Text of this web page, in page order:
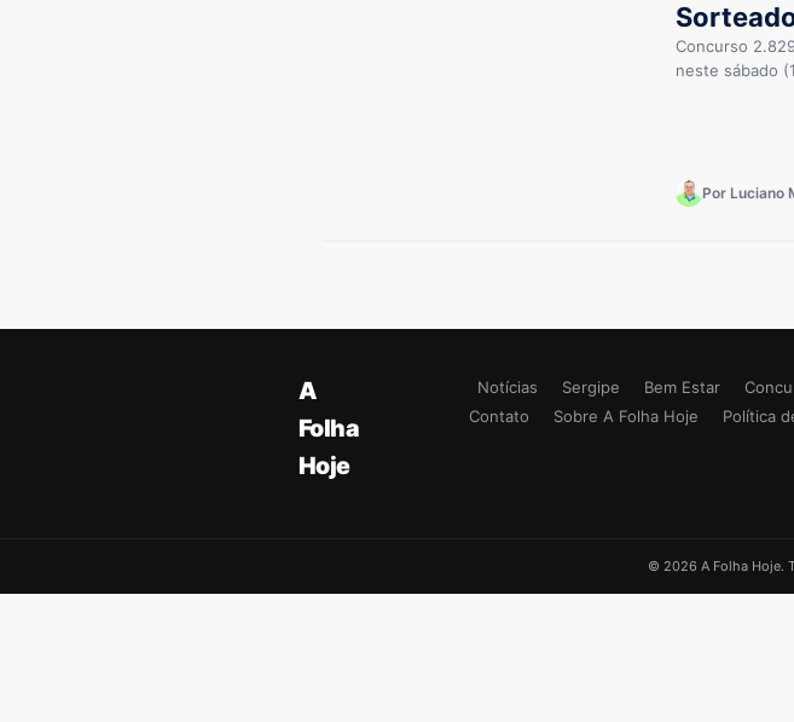
Concurso
neste sábado
Por Luciano
A
Folha
Hoje
Notícias Sergipe Bem Estar
Contato
Sobre A Folha Hoje Política
© 2026 A Folha Hoje.